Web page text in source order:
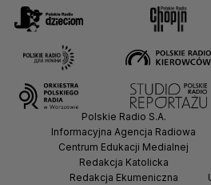
Polskie Radio S.A.
Informacyjna Agencja Radiowa
Centrum Edukacji Medialnej
Redakcja Katolicka
Redakcja Ekumeniczna